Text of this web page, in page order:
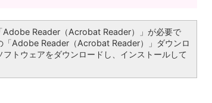
Adobe Reader（Acrobat Reader）」が必要で
「Adobe Reader（Acrobat Reader）」ダウンロ
トウェアをダウンロードし、インストールして